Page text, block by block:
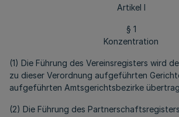
Artikel I
§ 1
Konzentration
(1) Die Führung des Vereinsregisters wird
zu dieser Verordnung aufgeführten
aufgeführten Amtsgerichtsbezirke
(2) Die Führung des